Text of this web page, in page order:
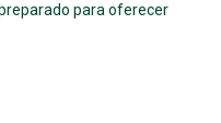
para oferecer